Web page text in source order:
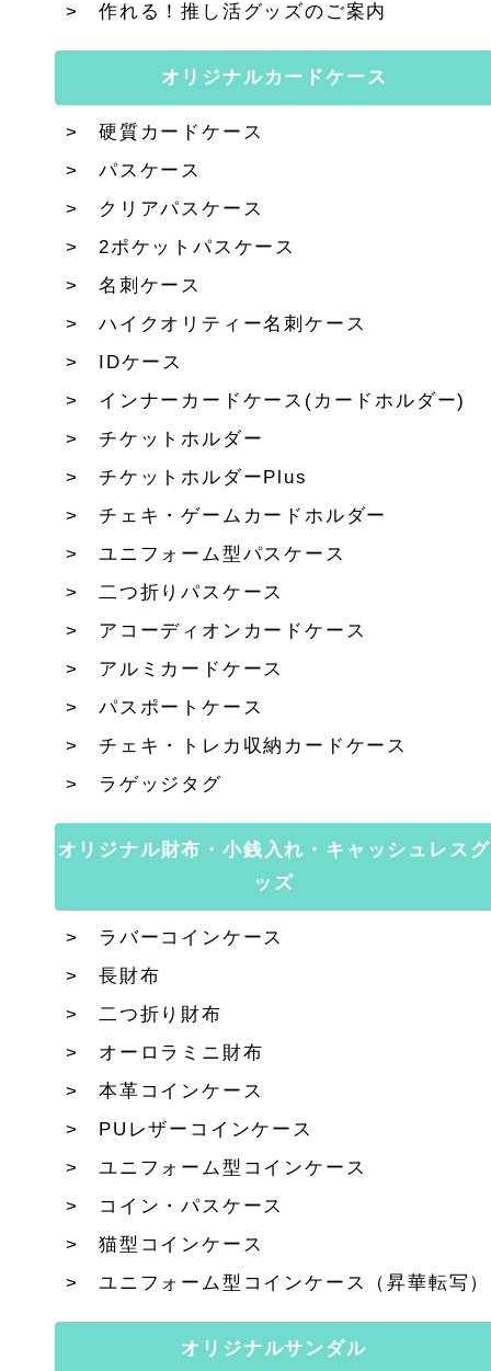
作れる！推し活グッズのご案内
オリジナルカードケース
硬質カードケース
パスケース
クリアパスケース
2ポケットパスケース
名刺ケース
ハイクオリティー名刺ケース
IDケース
インナーカードケース(カードホルダー)
チケットホルダー
チケットホルダーPlus
チェキ・ゲームカードホルダー
ユニフォーム型パスケース
二つ折りパスケース
アコーディオンカードケース
アルミカードケース
パスポートケース
チェキ・トレカ収納カードケース
ラゲッジタグ
オリジナル財布・小銭入れ・キャッシュレスグ
ッズ
ラバーコインケース
長財布
二つ折り財布
オーロラミニ財布
本革コインケース
PUレザーコインケース
ユニフォーム型コインケース
コイン・パスケース
猫型コインケース
ユニフォーム型コインケース（昇華転写）
オリジナルサンダル